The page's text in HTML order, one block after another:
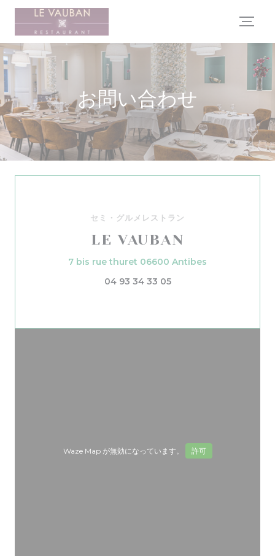
クッキー利用の管理について
お問い合わせ
セミ・グルメレストラン
LE VAUBAN
7 bis rue thuret 06600 Antibes
04 93 34 33 05
Waze Map が無効になっています。 許可